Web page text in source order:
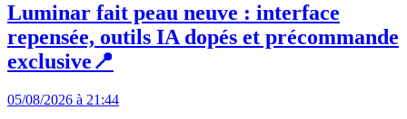
Luminar fait peau neuve : interface
repensée, outils IA dopés et précommande
exclusive📍
05/08/2026 à 21:44